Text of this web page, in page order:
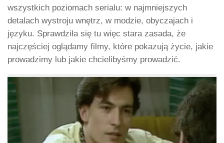
wszystkich poziomach serialu: w najmniejszych
detalach wystroju wnętrz, w modzie, obyczajach i
języku. Sprawdziła się tu więc stara zasada, że
najczęściej oglądamy filmy, które pokazują życie, jakie
prowadzimy lub jakie chcielibyśmy prowadzić.